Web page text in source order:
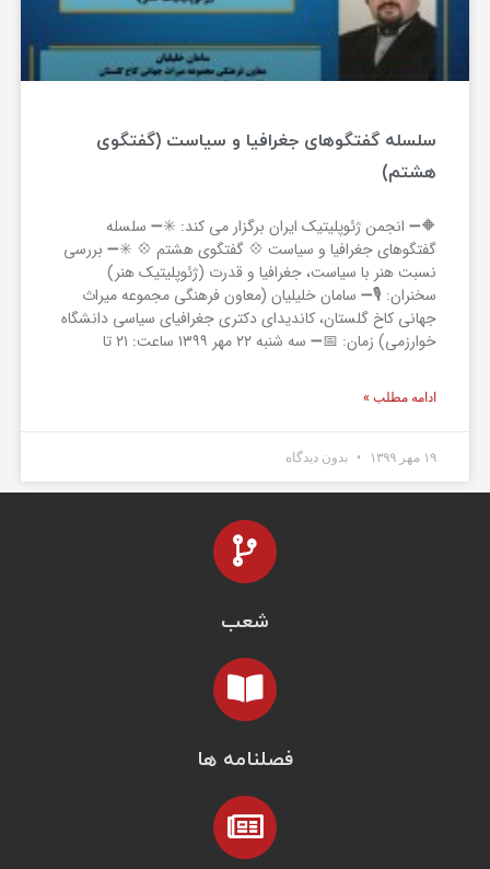
سلسله گفتگوهای جغرافیا و سیاست (گفتگوی
هشتم)
🔶➖ انجمن ژئوپلیتیک ایران برگزار می کند: ✳️➖ سلسله
گفتگوهای جغرافیا و سیاست 💠 گفتگوی هشتم 💠 ✳️➖ بررسی
نسبت هنر با سیاست، جغرافیا و قدرت (ژئوپلیتیک هنر)
سخنران: 🎙➖ سامان خلیلیان (معاون فرهنگی مجموعه میراث
جهانی کاخ گلستان، کاندیدای دکتری جغرافیای سیاسی دانشگاه
خوارزمی) زمان: 📅➖ سه شنبه ۲۲ مهر ۱۳۹۹ ساعت: ۲۱ تا
ادامه مطلب »
۱۹ مهر ۱۳۹۹ بدون دیدگاه
شعب
فصلنامه ها